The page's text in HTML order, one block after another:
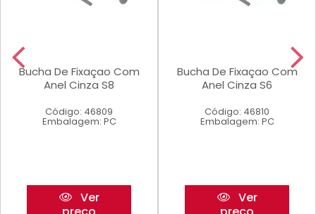
Bucha De Fixaçao Com
Anel Cinza S8
Código: 46809
Embalagem: PC
Ver
Bucha De Fixaçao Com
Anel Cinza S6
Código: 46810
Embalagem: PC
Ver